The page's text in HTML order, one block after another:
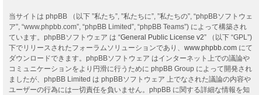
当サイトは phpBB （以下 ”私たち”, ”私たちに”, ”私たちの”, “phpBBソフトウェ
ア”, “www.phpbb.com”, “phpBB Limited”, “phpBB Teams”) によって構築され
ています。phpBBソフトウェア は “General Public License v2” （以下 “GPL”)
下でリリースされたフォーラムソリューションであり、 www.phpbb.com にて
ダウンロードできます。phpBBソフトウェア はインターネット上での議論や
コミュニケーションをより円滑に行うために phpBB Group によって開発され
ましたが、phpBB Limited は phpBBソフトウェア 上でなされた議論の内容や
ユーザーの行為には一切責任を負いません。phpBB に関する詳細な情報を知